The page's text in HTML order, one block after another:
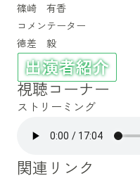
篠崎 有香
コメンテーター
徳差 毅
視聴コーナー
ストリーミング
関連リンク